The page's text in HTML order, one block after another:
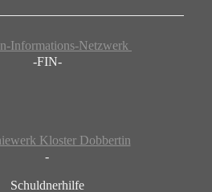
Informations-Netzwerk
-FIN-
Kloster Dobbertin
-
Schuldnerhilfe